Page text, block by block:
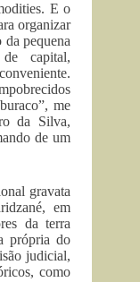
E o
organizar
da pequena
capital,
me
da Silva,
de um
gravata
em
da terra
própria do
judicial,
como